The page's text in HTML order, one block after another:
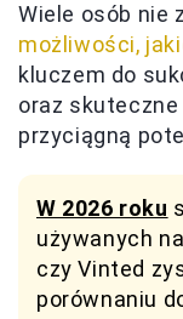
Wiele osób nie
możliwości,
kluczem do
oraz
przyciągną
W 2026 roku
używanych
czy Vinted
porównaniu